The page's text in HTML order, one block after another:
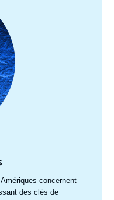
concernent
des clés de